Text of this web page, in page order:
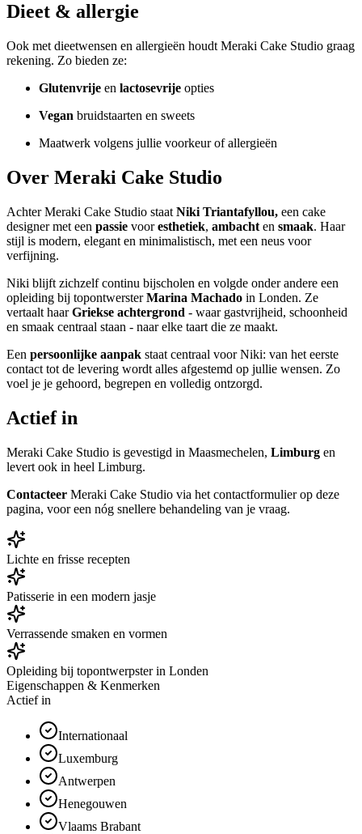
Dieet & allergie
Ook met dieetwensen en allergieën houdt Meraki Cake Studio graag
rekening. Zo bieden ze:
Glutenvrije en lactosevrije opties
Vegan bruidstaarten en sweets
Maatwerk volgens jullie voorkeur of allergieën
Over Meraki Cake Studio
Achter Meraki Cake Studio staat Niki Triantafyllou, een cake
designer met een passie vooresthetiek, ambacht en smaak. Haar
stijl is modern, elegant en minimalistisch, met een neus voor
verfijning.
Niki blijft zichzelf continu bijscholen en volgde onder andere een
opleiding bij topontwersterMarina Machado in Londen. Ze
vertaalt haarGriekse achtergrond - waar gastvrijheid, schoonheid
en smaak centraal staan - naar elke taart die ze maakt.
Een persoonlijke aanpak staat centraal voor Niki: van het eerste
contact tot de levering wordt alles afgestemd op jullie wensen. Zo
voel je je gehoord, begrepen en volledig ontzorgd.
Actief in
Meraki Cake Studio is gevestigd in Maasmechelen, Limburg en
levert ook in heel Limburg.
Contacteer Meraki Cake Studio via het contactformulier op deze
pagina, voor een nóg snellere behandeling van je vraag.
Lichte en frisse recepten
Patisserie in een modern jasje
Verrassende smaken en vormen
Opleiding bij topontwerpster in Londen
Eigenschappen & Kenmerken
Actief in
Internationaal
Luxemburg
Antwerpen
Henegouwen
Vlaams Brabant